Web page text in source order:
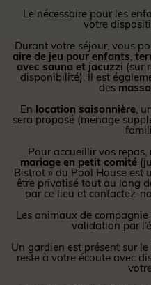
Le nécessaire pour les
votre
Durant votre séjour, vous
aire de jeu pour enfants,
avec sauna et jacuzzi (sur
disponibilité). Il est
des
En location saisonnière,
sera proposé (ménage
Pour accueillir vos repas,
mariage en petit comité
Bistrot » du Pool House est
être privatisé tout au long
par ce lieu et contactez-
Les animaux de
validation par
Un gardien est présent sur
reste à votre écoute avec